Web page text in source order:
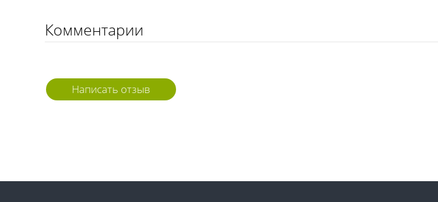
Комментарии
Написать отзыв